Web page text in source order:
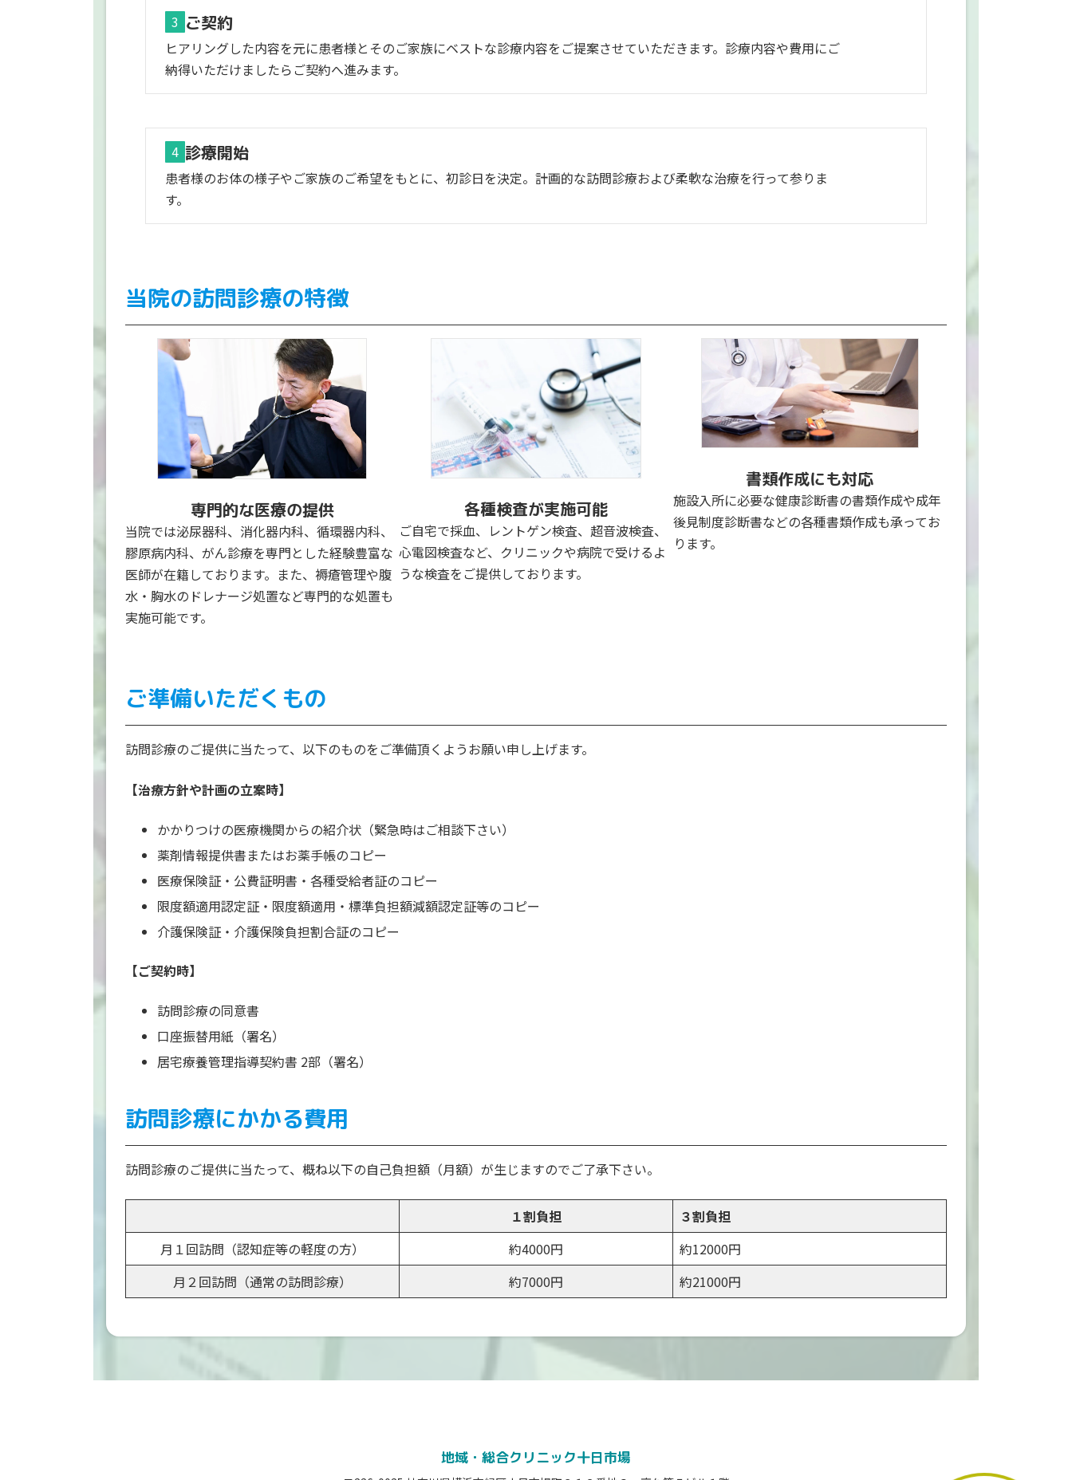
3 ご契約
ヒアリングした内容を元に患者様とそのご家族にベストな診療内容をご提案させていただきます。診療内容や費用にご
納得いただけましたらご契約へ進みます。
4 診療開始
患者様のお体の様子やご家族のご希望をもとに、初診日を決定。計画的な訪問診療および柔軟な治療を行って参りま
す。
当院の訪問診療の特徴
専門的な医療の提供
当院では泌尿器科、消化器内科、循環器内科、
膠原病内科、がん診療を専門とした経験豊富な
医師が在籍しております。また、褥瘡管理や腹
水・胸水のドレナージ処置など専門的な処置も
実施可能です。
各種検査が実施可能
ご自宅で採血、レントゲン検査、超音波検査、
心電図検査など、クリニックや病院で受けるよ
うな検査をご提供しております。
書類作成にも対応
施設入所に必要な健康診断書の書類作成や成年
後見制度診断書などの各種書類作成も承ってお
ります。
ご準備いただくもの
訪問診療のご提供に当たって、以下のものをご準備頂くようお願い申し上げます。
【治療方針や計画の立案時】
かかりつけの医療機関からの紹介状（緊急時はご相談下さい）
薬剤情報提供書またはお薬手帳のコピー
医療保険証・公費証明書・各種受給者証のコピー
限度額適用認定証・限度額適用・標準負担額減額認定証等のコピー
介護保険証・介護保険負担割合証のコピー
【ご契約時】
訪問診療の同意書
口座振替用紙（署名）
居宅療養管理指導契約書 2部（署名）
訪問診療にかかる費用
訪問診療のご提供に当たって、概ね以下の自己負担額（月額）が生じますのでご了承下さい。
１割負担
３割負担
月１回訪問（認知症等の軽度の方）
約4000円
約12000円
月２回訪問（通常の訪問診療）
約7000円 約21000円
地域・総合クリニック十日市場